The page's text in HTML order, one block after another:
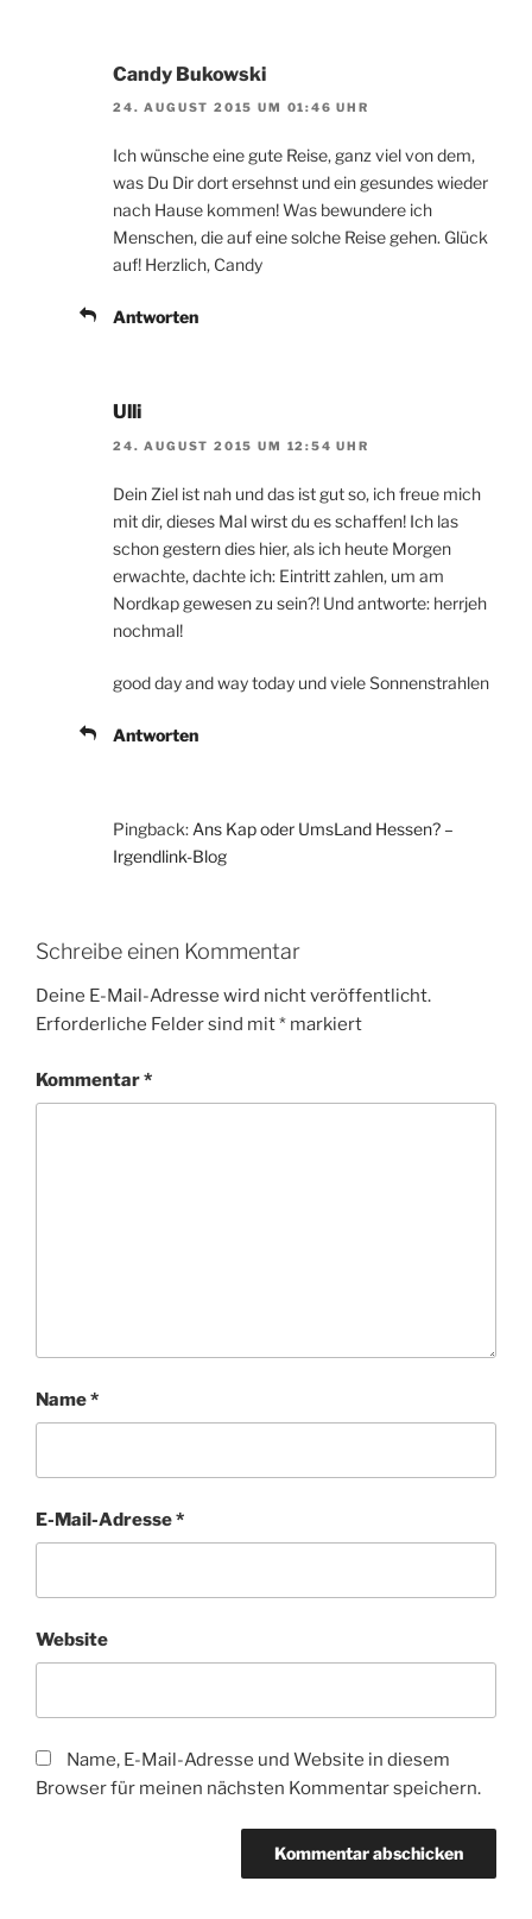
Candy Bukowski
24. AUGUST 2015 UM 01:46 UHR
Ich wünsche eine gute Reise, ganz viel von dem,
was Du Dir dort ersehnst und ein gesundes wieder
nach Hause kommen! Was bewundere ich
Menschen, die auf eine solche Reise gehen. Glück
auf! Herzlich, Candy
Antworten
Ulli
24. AUGUST 2015 UM 12:54 UHR
Dein Ziel ist nah und das ist gut so, ich freue mich
mit dir, dieses Mal wirst du es schaffen! Ich las
schon gestern dies hier, als ich heute Morgen
erwachte, dachte ich: Eintritt zahlen, um am
Nordkap gewesen zu sein?! Und antworte: herrjeh
nochmal!
good day and way today und viele Sonnenstrahlen
Antworten
Pingback: Ans Kap oder UmsLand Hessen? –
Irgendlink-Blog
Schreibe einen Kommentar
Deine E-Mail-Adresse wird nicht veröffentlicht.
Erforderliche Felder sind mit* markiert
Kommentar*
Name*
E-Mail-Adresse*
Website
Name, E-Mail-Adresse und Website in diesem
Browser für meinen nächsten Kommentar speichern.